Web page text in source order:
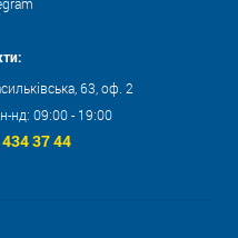
63, оф. 2
нд: 09:00 - 19:00
37 44